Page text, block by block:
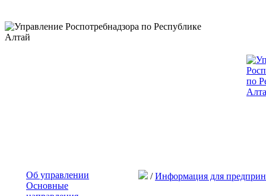
Об управлении
Основные
/Информация для